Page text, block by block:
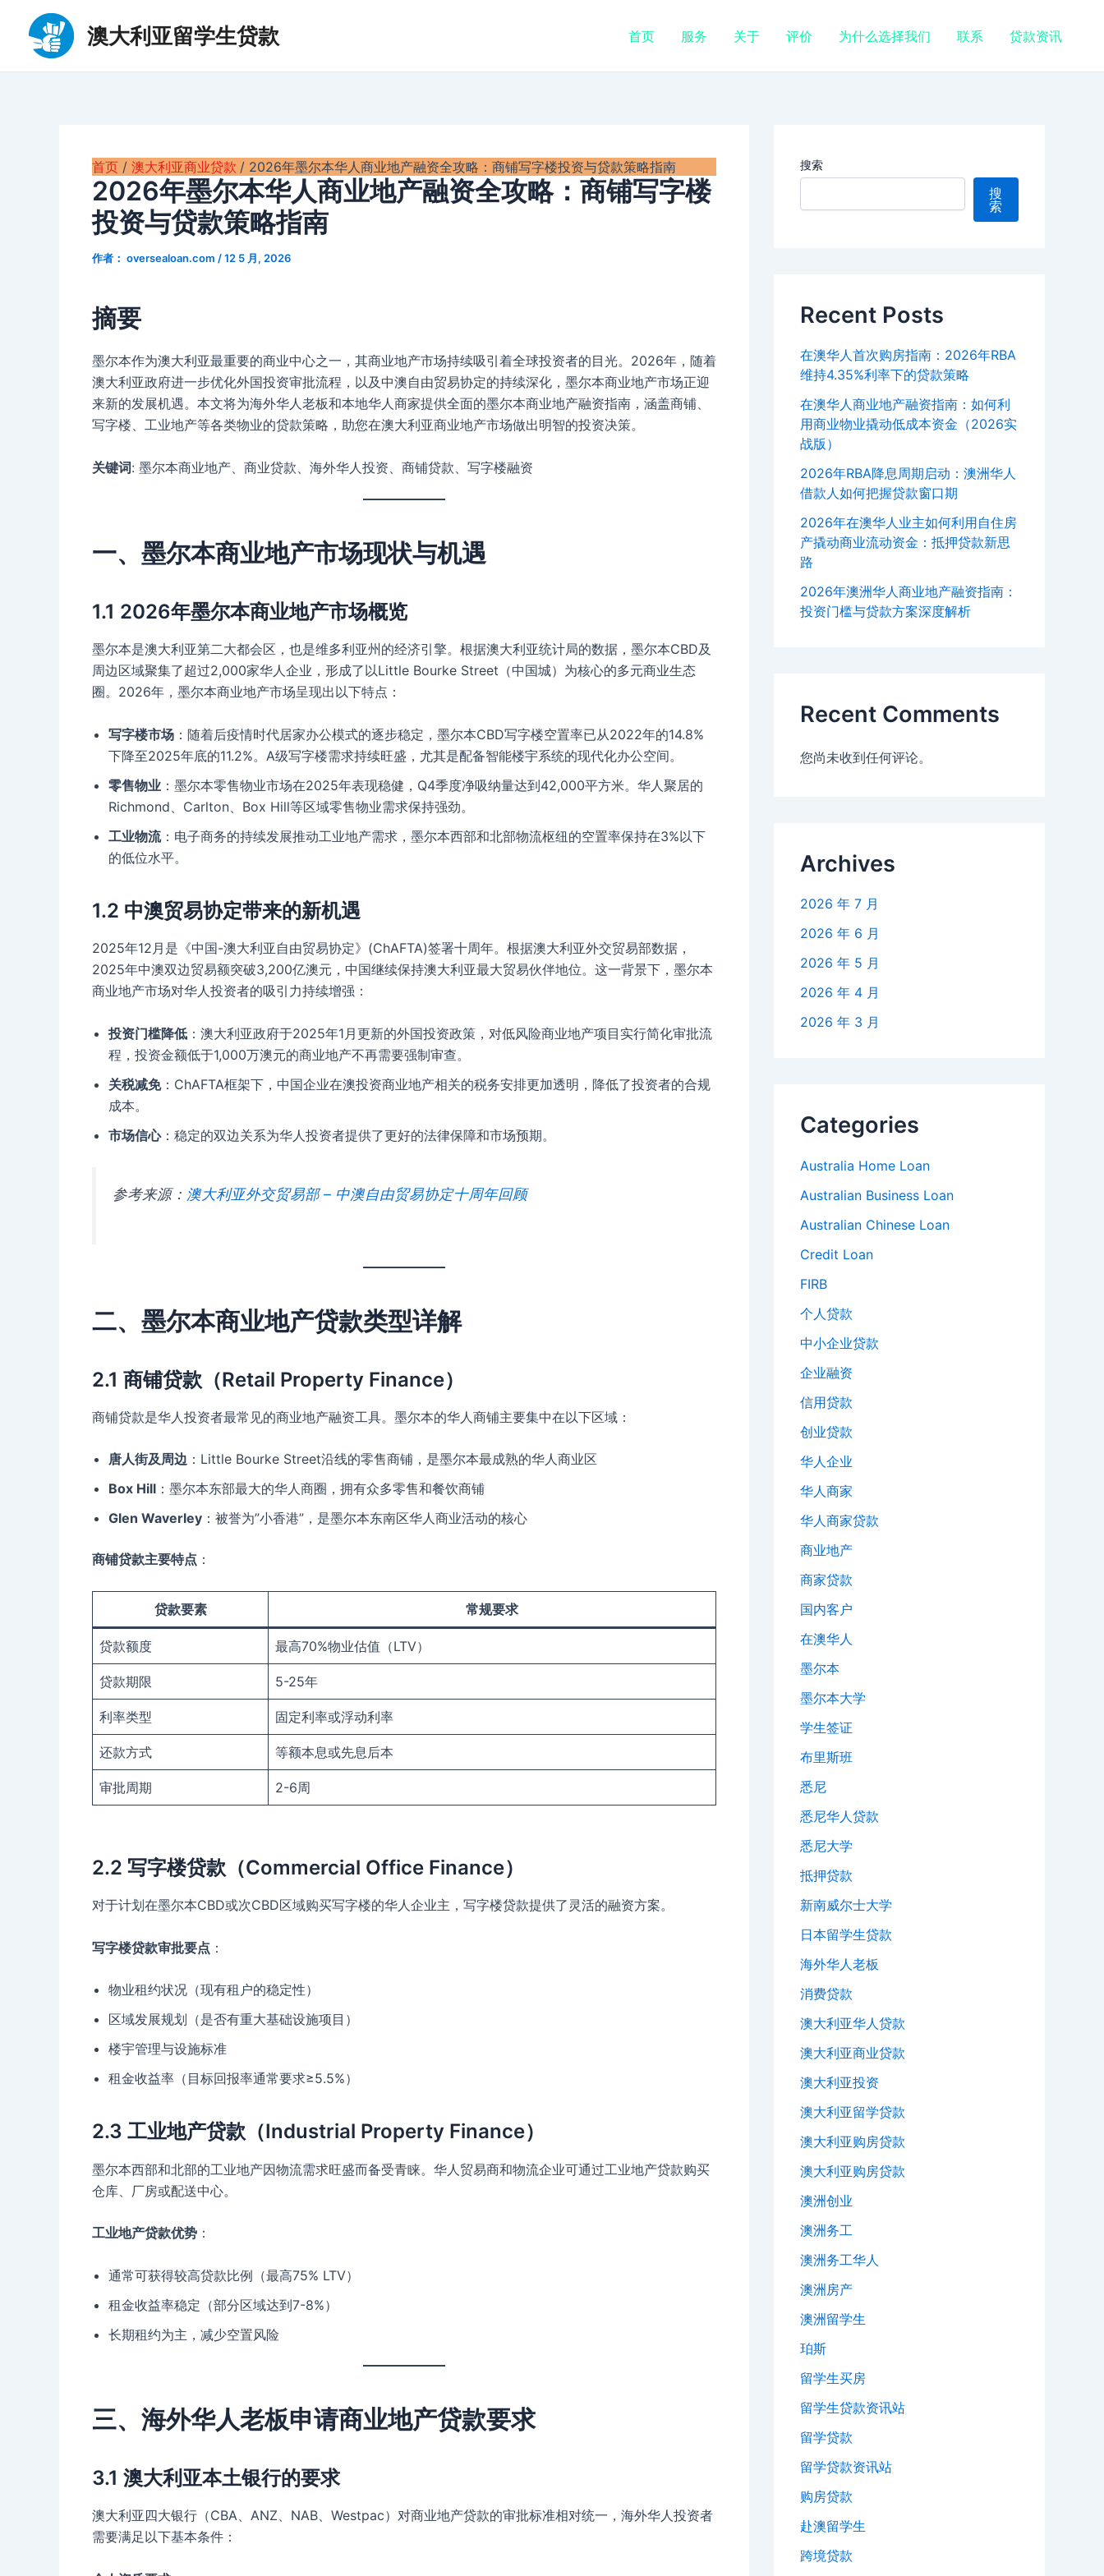
澳大利亚留学生贷款 首页 服务 关于 评价 为什么选择我们 联系 贷款资讯
首页 澳大利亚商业贷款 2026年墨尔本华人商业地产融资全攻略：商铺写字楼投资与贷款策略指南
2026年墨尔本华人商业地产融资全攻略：商铺写字楼
投资与贷款策略指南
作者： oversealoan.com /12 5 月, 2026
摘要
墨尔本作为澳大利亚最重要的商业中心之一，其商业地产市场持续吸引着全球投资者的目光。2026年，随着
澳大利亚政府进一步优化外国投资审批流程，以及中澳自由贸易协定的持续深化，墨尔本商业地产市场正迎
来新的发展机遇。本文将为海外华人老板和本地华人商家提供全面的墨尔本商业地产融资指南，涵盖商铺、
写字楼、工业地产等各类物业的贷款策略，助您在澳大利亚商业地产市场做出明智的投资决策。
关键词: 墨尔本商业地产、商业贷款、海外华人投资、商铺贷款、写字楼融资
一、墨尔本商业地产市场现状与机遇
1.1 2026年墨尔本商业地产市场概览
墨尔本是澳大利亚第二大都会区，也是维多利亚州的经济引擎。根据澳大利亚统计局的数据，墨尔本CBD及
周边区域聚集了超过2,000家华人企业，形成了以Little Bourke Street（中国城）为核心的多元商业生态
圈。2026年，墨尔本商业地产市场呈现出以下特点：
写字楼市场 ：随着后疫情时代居家办公模式的逐步稳定，墨尔本CBD写字楼空置率已从2022年的14.8%
下降至2025年底的11.2%。A级写字楼需求持续旺盛，尤其是配备智能楼宇系统的现代化办公空间。
零售物业 ：墨尔本零售物业市场在2025年表现稳健，Q4季度净吸纳量达到42,000平方米。华人聚居的
Richmond、Carlton、Box Hill等区域零售物业需求保持强劲。
工业物流：电子商务的持续发展推动工业地产需求，墨尔本西部和北部物流枢纽的空置率保持在3%以下
的低位水平。
1.2 中澳贸易协定带来的新机遇
2025年12月是《中国-澳大利亚自由贸易协定》(ChAFTA)签署十周年。根据澳大利亚外交贸易部数据，
2025年中澳双边贸易额突破3,200亿澳元，中国继续保持澳大利亚最大贸易伙伴地位。这一背景下，墨尔本
商业地产市场对华人投资者的吸引力持续增强：
投资门槛降低 ：澳大利亚政府于2025年1月更新的外国投资政策，对低风险商业地产项目实行简化审批流
程，投资金额低于1,000万澳元的商业地产不再需要强制审查。
关税减免：ChAFTA框架下，中国企业在澳投资商业地产相关的税务安排更加透明，降低了投资者的合规
成本。
市场信心：稳定的双边关系为华人投资者提供了更好的法律保障和市场预期。
参考来源： 澳大利亚外交贸易部 – 中澳自由贸易协定十周年回顾
二、墨尔本商业地产贷款类型详解
2.1 商铺贷款（Retail Property Finance）
商铺贷款是华人投资者最常见的商业地产融资工具。墨尔本的华人商铺主要集中在以下区域：
唐人街及周边 ：Little Bourke Street沿线的零售商铺，是墨尔本最成熟的华人商业区
Box Hill ：墨尔本东部最大的华人商圈，拥有众多零售和餐饮商铺
Glen Waverley ：被誉为”小香港”，是墨尔本东南区华人商业活动的核心
商铺贷款主要特点 ：
贷款要素 常规要求
贷款额度 最高70%物业估值（LTV）
贷款期限 5-25年
利率类型 固定利率或浮动利率
还款方式 等额本息或先息后本
审批周期 2-6周
2.2 写字楼贷款（Commercial Office Finance）
对于计划在墨尔本CBD或次CBD区域购买写字楼的华人企业主，写字楼贷款提供了灵活的融资方案。
写字楼贷款审批要点 ：
物业租约状况（现有租户的稳定性）
区域发展规划（是否有重大基础设施项目）
楼宇管理与设施标准
租金收益率（目标回报率通常要求≥5.5%）
2.3 工业地产贷款（Industrial Property Finance）
墨尔本西部和北部的工业地产因物流需求旺盛而备受青睐。华人贸易商和物流企业可通过工业地产贷款购买
仓库、厂房或配送中心。
工业地产贷款优势 ：
通常可获得较高贷款比例（最高75% LTV）
租金收益率稳定（部分区域达到7-8%）
长期租约为主，减少空置风险
三、海外华人老板申请商业地产贷款要求
3.1 澳大利亚本土银行的要求
澳大利亚四大银行（CBA、ANZ、NAB、Westpac）对商业地产贷款的审批标准相对统一，海外华人投资者
需要满足以下基本条件：
搜索
搜
索
Recent Posts
在澳华人首次购房指南：2026年RBA
维持4.35%利率下的贷款策略
在澳华人商业地产融资指南：如何利
用商业物业撬动低成本资金（2026实
战版）
2026年RBA降息周期启动：澳洲华人
借款人如何把握贷款窗口期
2026年在澳华人业主如何利用自住房
产撬动商业流动资金：抵押贷款新思
路
2026年澳洲华人商业地产融资指南：
投资门槛与贷款方案深度解析
Recent Comments
您尚未收到任何评论。
Archives
2026 年 7 月
2026 年 6 月
2026 年 5 月
2026 年 4 月
2026 年 3 月
Categories
Australia Home Loan
Australian Business Loan
Australian Chinese Loan
Credit Loan
FIRB
个人贷款
中小企业贷款
企业融资
信用贷款
创业贷款
华人企业
华人商家
华人商家贷款
商业地产
商家贷款
国内客户
在澳华人
墨尔本
墨尔本大学
学生签证
布里斯班
悉尼
悉尼华人贷款
悉尼大学
抵押贷款
新南威尔士大学
日本留学生贷款
海外华人老板
消费贷款
澳大利亚华人贷款
澳大利亚商业贷款
澳大利亚投资
澳大利亚留学贷款
澳大利亚购房贷款
澳大利亚购房贷款
澳洲创业
澳洲务工
澳洲务工华人
澳洲房产
澳洲留学生
珀斯
留学生买房
留学生贷款资讯站
留学贷款
留学贷款资讯站
购房贷款
赴澳留学生
跨境贷款